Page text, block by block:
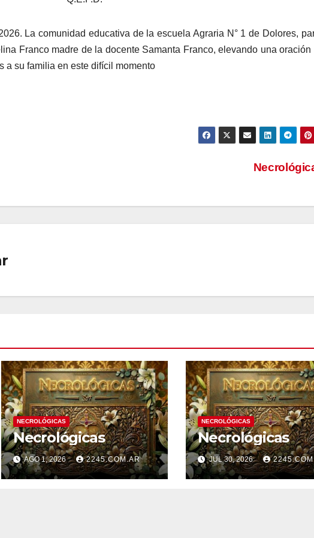
La comunidad educativa de la escuela Agraria N° 1 de Dolores,
Franco madre de la docente Samanta Franco, elevando una oración
a su familia en este difícil momento
NECROLÓGICAS
Necrológicas
AGO 1, 2026 2245.COM.AR
NECROLÓGICAS
Necrológicas
JUL 30, 2026